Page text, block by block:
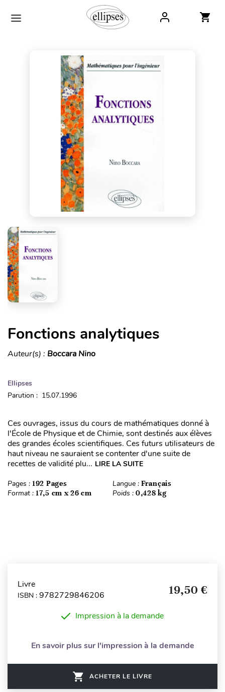
Fonctions analytiques
Auteur(s) : Boccara Nino
Ellipses
Parution : 15.07.1996
Ces ouvrages, issus du cours de mathématiques donné à
l'École de Physique et de Chimie, sont destinés aux élèves
des grandes écoles scientifiques. Ces futurs utilisateurs de
haut niveau ne sauraient se contenter d'une suite de
recettes de validité plu... LIRE LA SUITE
Pages : 192 Pages Langue : Français
Format : 17,5 cm x 26 cm Poids : 0,428 kg
Livre
ISBN : 9782729846206 19,50 €
Impression à la demande
En savoir plus sur l'impression à la demande
ACHETER LE LIVRE